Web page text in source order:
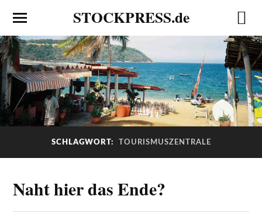
STOCKPRESS.de
SCHLAGWORT: TOURISMUSZENTRALE
Naht hier das Ende?